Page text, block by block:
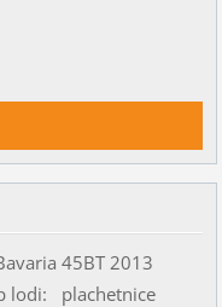
45BT 2013
lodi: plachetnice